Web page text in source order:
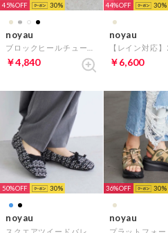
45% 30
noyau
￥4,840
44% 30
noyau
￥6,600
50% 30
noyau
36% 30
noyau